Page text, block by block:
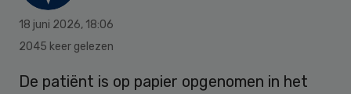
18 juni 2026, 18:06
2045 keer gelezen
De patiënt is op papier opgenomen in het